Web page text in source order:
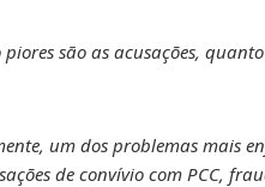
são as acusações,
um dos problemas mais
de convívio com PCC,